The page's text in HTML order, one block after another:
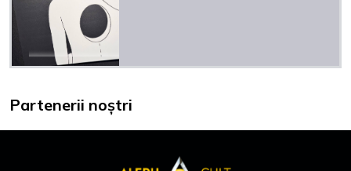
Partenerii noștri